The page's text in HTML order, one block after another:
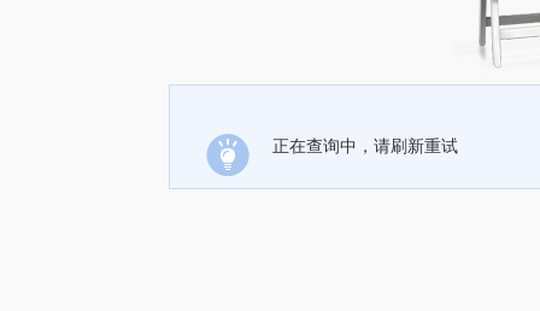
正在查询中，请刷新重试